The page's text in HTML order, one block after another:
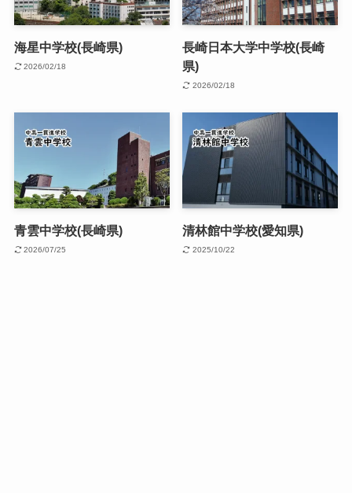
海星中学校(長崎県)
2026/02/18
長崎日本大学中学校(長崎
県)
2026/02/18
青雲中学校(長崎県)
2026/07/25
清林館中学校(愛知県)
2025/10/22